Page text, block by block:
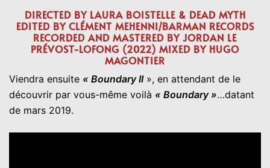
DIRECTED BY LAURA BOISTELLE & DEAD MYTH
EDITED BY CLÉMENT MEHENNI/BARMAN RECORDS
RECORDED AND MASTERED BY JORDAN LE
PRÉVOST-LOFONG (2022) MIXED BY HUGO
MAGONTIER
Viendra ensuite « Boundary II», en attendant de le
découvrir par vous-même voilà « Boundary »…datant
de mars 2019.